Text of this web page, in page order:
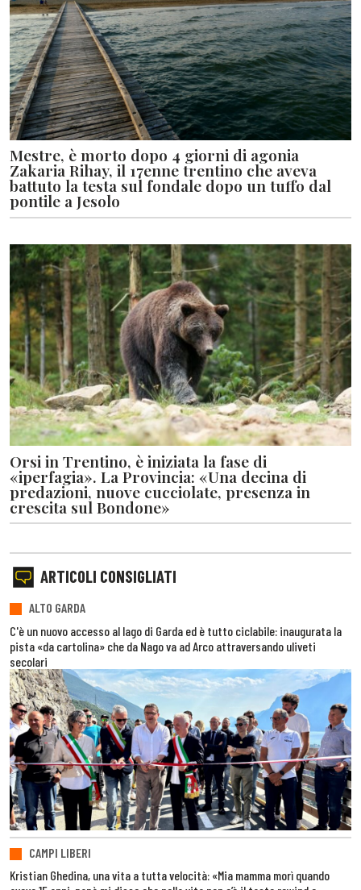
Mestre, è morto dopo 4 giorni di agonia
Zakaria Rihay, il 17enne trentino che aveva
battuto la testa sul fondale dopo un tuffo dal
pontile a Jesolo
Orsi in Trentino, è iniziata la fase di
«iperfagia». La Provincia: «Una decina di
predazioni, nuove cucciolate, presenza in
crescita sul Bondone»
ARTICOLI CONSIGLIATI
ALTO GARDA
C'è un nuovo accesso al lago di Garda ed è tutto ciclabile: inaugurata la
pista «da cartolina» che da Nago va ad Arco attraversando uliveti
secolari
CAMPI LIBERI
Kristian Ghedina, una vita a tutta velocità: «Mia mamma morì quando